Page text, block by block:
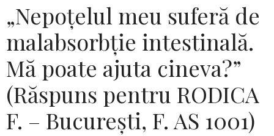
„Nepoțelul meu suferă de
malabsorbție intestinală.
Mă poate ajuta cineva?”
(Răspuns pentru RODICA
F. – București, F. AS 1001)